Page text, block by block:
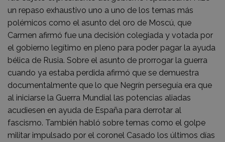
un repaso exhaustivo uno a uno de los temas más
polémicos como el asunto del oro de Moscú, que
Carmen afirmó fue una decisión colegiada y votada por
el gobierno legítimo en pleno para poder pagar la ayuda
bélica de Rusia. Sobre el asunto de prorrogar la guerra
cuando ya estaba perdida afirmó que se demuestra
documentalmente que lo que Negrín perseguía era que
al iniciarse la Guerra Mundial las potencias aliadas
acudiesen en ayuda de España para derrotar al
fascismo. También habló sobre temas como el golpe
militar impulsado por el coronel Casado los últimos días